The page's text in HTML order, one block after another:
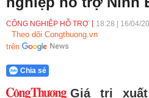
CÔNG NGHIỆP HỖ TRỢ 18:28 16/04/
Theo dõi Congthuong.vn
trên
Chia sẻ
Giá trị